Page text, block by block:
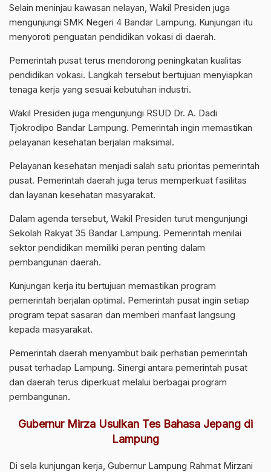
Selain meninjau kawasan nelayan, Wakil Presiden juga
mengunjungi SMK Negeri 4 Bandar Lampung. Kunjungan itu
menyoroti penguatan pendidikan vokasi di daerah.
Pemerintah pusat terus mendorong peningkatan kualitas
pendidikan vokasi. Langkah tersebut bertujuan menyiapkan
tenaga kerja yang sesuai kebutuhan industri.
Wakil Presiden juga mengunjungi RSUD Dr. A. Dadi
Tjokrodipo Bandar Lampung. Pemerintah ingin memastikan
pelayanan kesehatan berjalan maksimal.
Pelayanan kesehatan menjadi salah satu prioritas pemerintah
pusat. Pemerintah daerah juga terus memperkuat fasilitas
dan layanan kesehatan masyarakat.
Dalam agenda tersebut, Wakil Presiden turut mengunjungi
Sekolah Rakyat 35 Bandar Lampung. Pemerintah menilai
sektor pendidikan memiliki peran penting dalam
pembangunan daerah.
Kunjungan kerja itu bertujuan memastikan program
pemerintah berjalan optimal. Pemerintah pusat ingin setiap
program tepat sasaran dan memberi manfaat langsung
kepada masyarakat.
Pemerintah daerah menyambut baik perhatian pemerintah
pusat terhadap Lampung. Sinergi antara pemerintah pusat
dan daerah terus diperkuat melalui berbagai program
pembangunan.
Gubernur Mirza Usulkan Tes Bahasa Jepang di
Lampung
Di sela kunjungan kerja, Gubernur Lampung Rahmat Mirzani